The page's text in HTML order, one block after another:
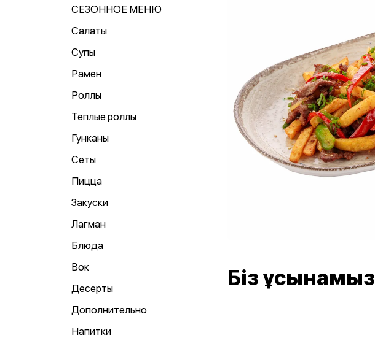
СЕЗОННОЕ МЕНЮ
Салаты
Супы
Рамен
Роллы
Теплые роллы
Гунканы
Сеты
Пицца
Закуски
Лагман
Блюда
Вок
Десерты
Дополнительно
Напитки
Біз ұсынамыз